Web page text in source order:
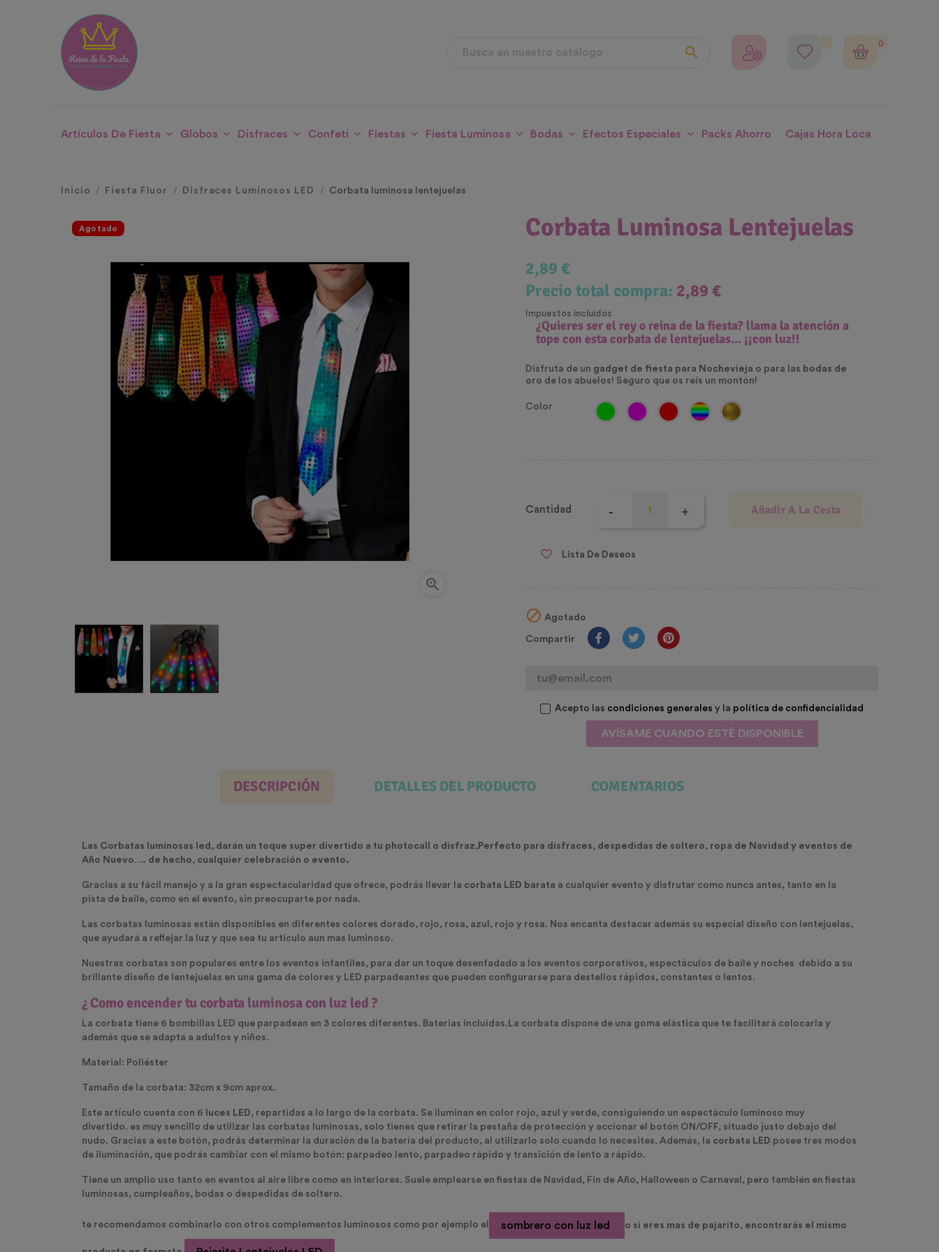

0
Artículos De Fiesta Globos Disfraces Confeti Fiestas Fiesta Luminosa Bodas Efectos Especiales Packs Ahorro Cajas Hora Loca
Inicio Fiesta Fluor Disfraces Luminosos LED Corbata luminosa lentejuelas
Agotado

Corbata Luminosa Lentejuelas
2,89 €
Precio total compra: 2,89 €
Impuestos incluidos
¿Quieres ser el rey o reina de la fiesta? llama la atención a
tope con estacorbata de lentejuelas... ¡¡con luz!!
Disfruta de un gadget de fiesta para Nochevieja o para las bodas de
oro de los abuelos! Seguro que os reís un montón!
Color
Cantidad Añadir A La Cesta
Lista De Deseos
 Agotado
Compartir
Acepto las condiciones generales y la política de confidencialidad
AVÍSAME CUANDO ESTÉ DISPONIBLE
DESCRIPCIÓN DETALLES DEL PRODUCTO COMENTARIOS
Las Corbatas luminosas led, darán un toque super divertido a tu photocall o disfraz,Perfecto para disfraces, despedidas de soltero, ropa de Navidad y eventos de
Año Nuevo…. de hecho, cualquier celebración o evento.
Gracias a su fácil manejo y a la gran espectacularidad que ofrece, podrás llevar la corbata LED barata a cualquier evento y disfrutar como nunca antes, tanto en la
pista de baile, como en el evento, sin preocuparte por nada.
Las corbatas luminosas están disponibles en diferentes colores dorado, rojo, rosa, azul, rojo y rosa. Nos encanta destacar además su especial diseño con lentejuelas,
que ayudará a reflejar la luz y que sea tu articulo aun mas luminoso.
Nuestras corbatas son populares entre los eventos infantiles, para dar un toque desenfadado a los eventos corporativos, espectáculos de baile y noches debido a su
brillante diseño de lentejuelas en una gama de colores y LED parpadeantes que pueden configurarse para destellos rápidos, constantes o lentos.
¿ Como encender tu corbata luminosa con luz led ?
La corbata tiene 6 bombillas LED que parpadean en 3 colores diferentes. Baterias incluidas.La corbata dispone de una goma elástica que te facilitará colocarla y
además que se adapta a adultos y niños.
Material: Poliéster
Tamaño de la corbata: 32cm x 9cm aprox.
Este artículo cuenta con 6 luces LED, repartidas a lo largo de la corbata. Se iluminan en color rojo, azul y verde, consiguiendo un espectáculo luminoso muy
divertido. es muy sencillo de utilizar las corbatas luminosas, solo tienes que retirar la pestaña de protección y accionar el botón ON/OFF, situado justo debajo del
nudo. Gracias a este botón, podrás determinar la duración de la batería del producto, al utilizarlo solo cuando lo necesites. Además, la corbata LED posee tres modos
de iluminación, que podrás cambiar con el mismo botón: parpadeo lento, parpadeo rápido y transición de lento a rápido.
Tiene un amplio uso tanto en eventos al aire libre como en interiores. Suele emplearse en fiestas de Navidad, Fin de Año, Halloween o Carnaval, pero también en fiestas
luminosas, cumpleaños, bodas o despedidas de soltero.
te recomendamos combinarlo con otros complementos luminosos como por ejemplo el sombrero con luz led o si eres mas de pajarito, encontrarás el mismo